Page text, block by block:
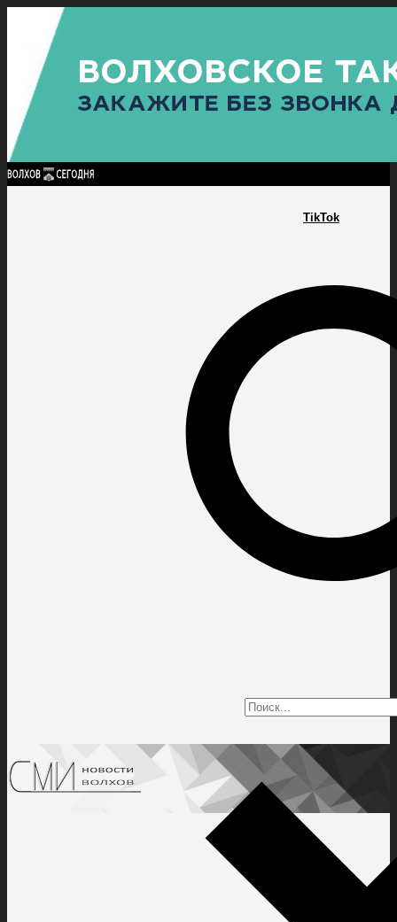
TikTok
Найти:
ГЛАВНАЯ ПОЛИТИКАПРОИСШЕСТВИЯ ПРОКУРАТУРАСПОРТ
ПОЛИТИКА
КУЛЬТУРА
ПОСЕЛЕНИЯ